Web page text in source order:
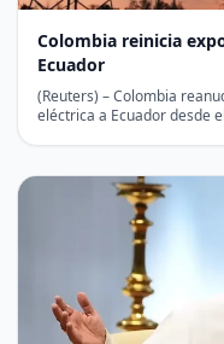
Colombia reinicia
Ecuador
(Reuters) – Colombia
eléctrica a Ecuador desde